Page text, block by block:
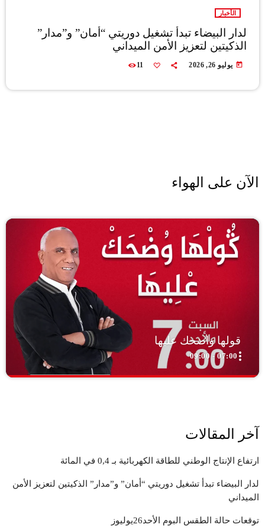
الأخبار
لدار البيضاء تبدأ تشغيل دوريتي “أمان” و”مدار”
الذكيتين لتعزيز الأمن الميداني
today يوليو 26, 2026 11
الآن على الهواء
قولها واضحك عليها
07:00 - 09:00more_vert
اضحك معنا، تنسى همومك كلها." "الضحك عنواننا، والفرح هدفنا." معنا،
كل موضوع له وجه مضحك." "من الواقع إلى الخيال، نضحك في كل
مجال."
آخر المقالات
ارتفاع الإنتاج الوطني للطاقة الكهربائية بـ 0,4 في المائة
لدار البيضاء تبدأ تشغيل دوريتي “أمان” و”مدار” الذكيتين لتعزيز الأمن
الميداني
توقعات حالة الطقس البوم الأحد26يوليوز